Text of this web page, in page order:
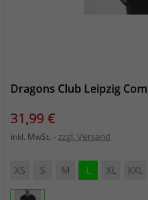
Dragons Club Leipzig
Preis
31,99 €
inkl. MwSt. zzgl. Versand
XS S M L XL XXL